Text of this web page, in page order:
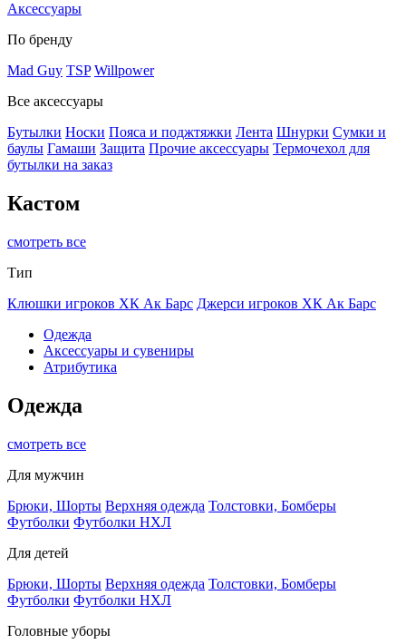
Аксессуары
По бренду
Mad Guy TSP Willpower
Все аксессуары
Бутылки Носки Пояса и поджтяжки Лента Шнурки Сумки и
баулы Гамаши Защита Прочие аксессуары Термочехол для
бутылки на заказ
Кастом
смотреть все
Тип
Клюшки игроков ХК Ак Барс Джерси игроков ХК Ак Барс
Одежда
Аксессуары и сувениры
Атрибутика
Одежда
смотреть все
Для мужчин
Брюки, Шорты Верхняя одежда Толстовки, Бомберы
Футболки Футболки НХЛ
Для детей
Брюки, Шорты Верхняя одежда Толстовки, Бомберы
Футболки Футболки НХЛ
Головные уборы